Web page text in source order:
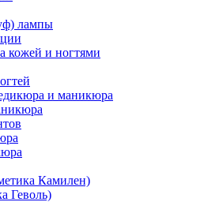
лампы
кожей и ногтями
и маникюра
Камилен)
Геволь)